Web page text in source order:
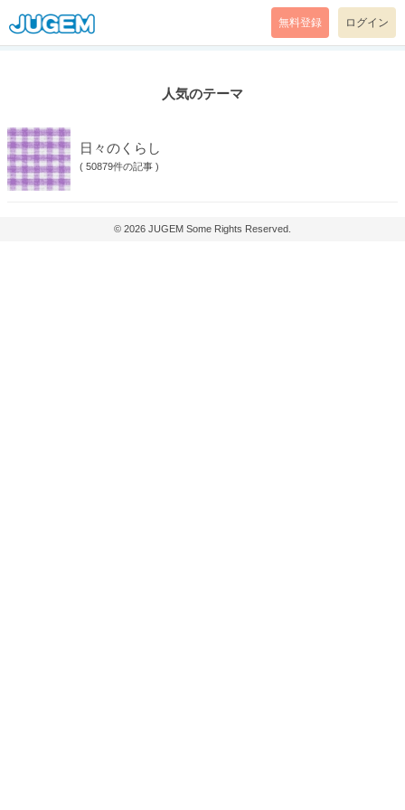
無料登録 ログイン
人気のテーマ
日々のくらし
( 50879件の記事 )
© 2026 JUGEM Some Rights Reserved.